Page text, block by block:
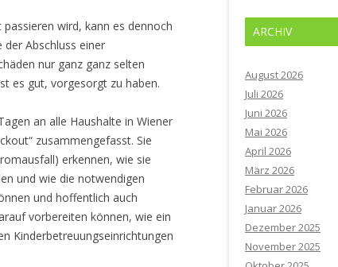
wird, kann es dennoch
Abschluss einer
nur ganz ganz selten
es gut, vorgesorgt zu haben.
an alle Haushalte in Wiener
zusammengefasst. Sie
erkennen, wie sie
und wie die notwendigen
und hoffentlich auch
vorbereiten können, wie ein
Kinderbetreuungseinrichtungen
ARCHIV
August 2026
Juli 2026
Juni 2026
Mai 2026
April 2026
März 2026
Februar 2026
Januar 2026
Dezember 2025
November 2025